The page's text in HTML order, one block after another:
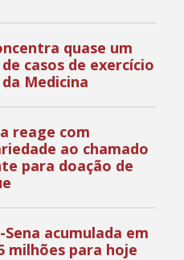
quase um
casos de exercício
Medicina
reage com
ao chamado
para doação de
Sena acumulada em
milhões para hoje